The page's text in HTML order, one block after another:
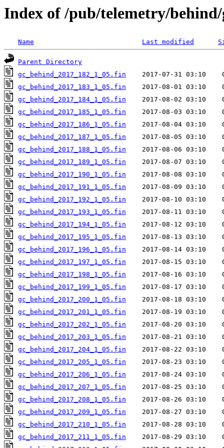
Index of /pub/telemetry/behind/
Name Last modified
Parent Directory
gc_behind_2017_182_1_05.fin
gc_behind_2017_183_1_05.fin
gc_behind_2017_184_1_05.fin
gc_behind_2017_185_1_05.fin
gc_behind_2017_186_1_05.fin
gc_behind_2017_187_1_05.fin
gc_behind_2017_188_1_05.fin
gc_behind_2017_189_1_05.fin
gc_behind_2017_190_1_05.fin
gc_behind_2017_191_1_05.fin
gc_behind_2017_192_1_05.fin
gc_behind_2017_193_1_05.fin
gc_behind_2017_194_1_05.fin
gc_behind_2017_195_1_05.fin
gc_behind_2017_196_1_05.fin
gc_behind_2017_197_1_05.fin
gc_behind_2017_198_1_05.fin
gc_behind_2017_199_1_05.fin
gc_behind_2017_200_1_05.fin
gc_behind_2017_201_1_05.fin
gc_behind_2017_202_1_05.fin
gc_behind_2017_203_1_05.fin
gc_behind_2017_204_1_05.fin
gc_behind_2017_205_1_05.fin
gc_behind_2017_206_1_05.fin
gc_behind_2017_207_1_05.fin
gc_behind_2017_208_1_05.fin
gc_behind_2017_209_1_05.fin
gc_behind_2017_210_1_05.fin
gc_behind_2017_211_1_05.fin